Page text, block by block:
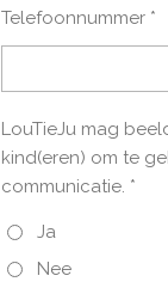
Telefoonnummer *
LouTieJu mag
kind(eren) om te
communicatie. *
Ja
Nee